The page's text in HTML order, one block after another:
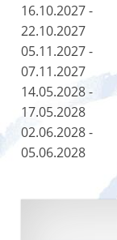
16.10.2027 -
22.10.2027
05.11.2027 -
07.11.2027
14.05.2028 -
17.05.2028
02.06.2028 -
05.06.2028